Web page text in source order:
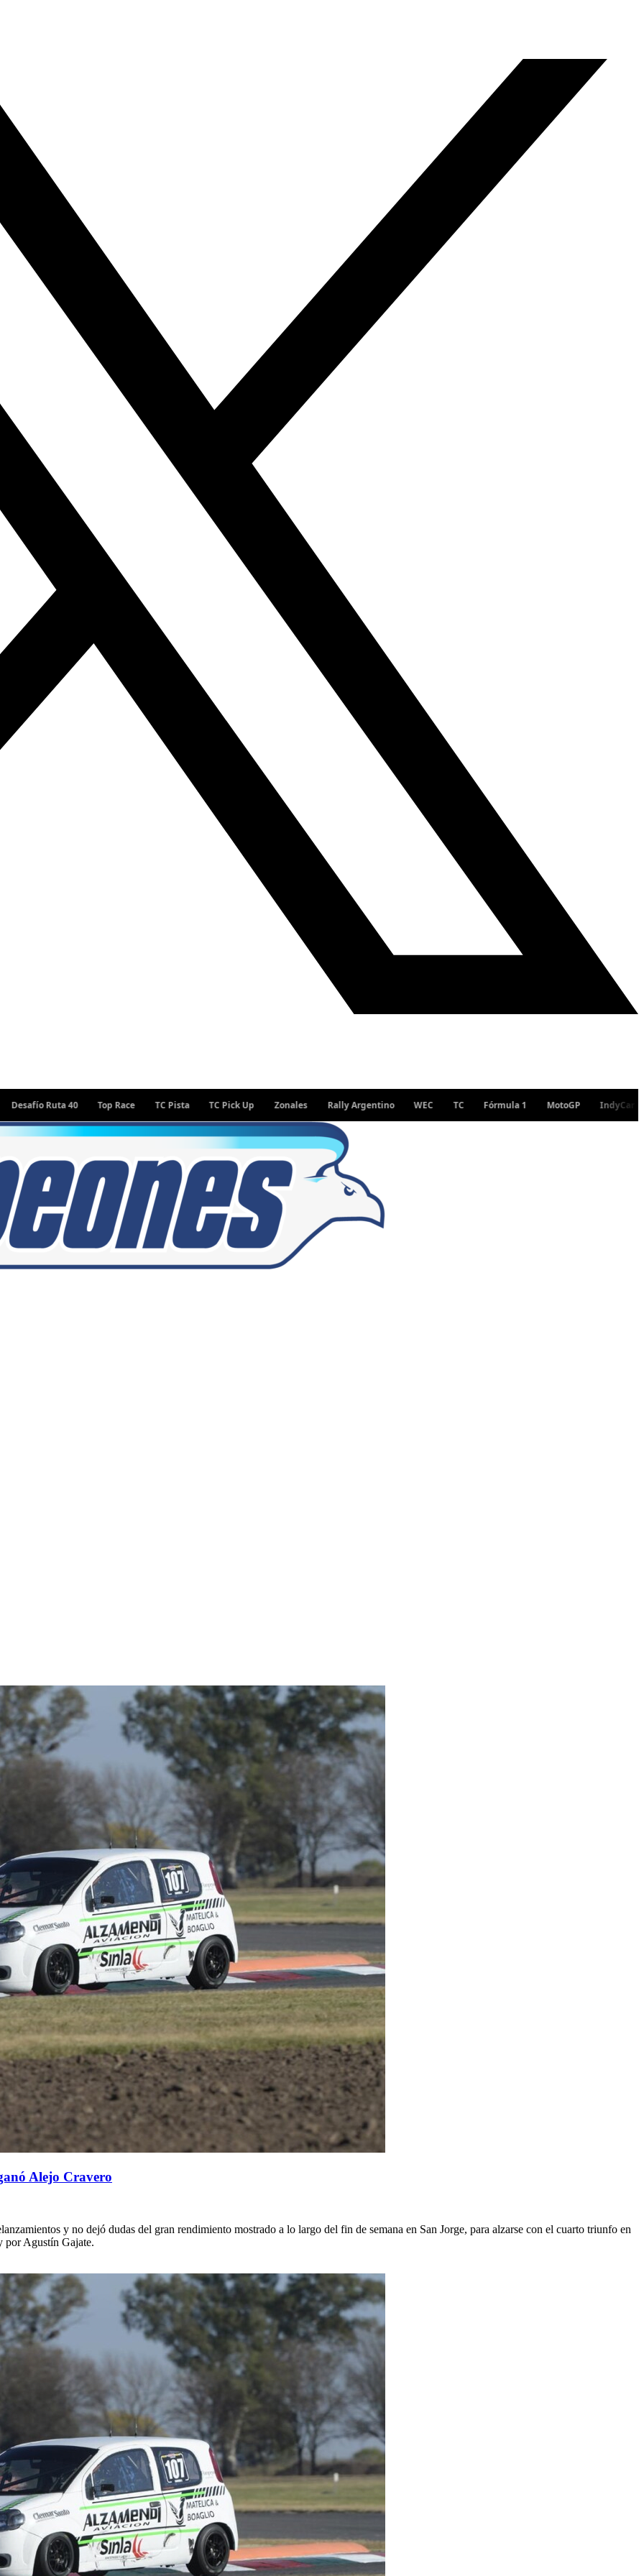
40 Top Race TC Pista TC Pick Up Zonales Rally Argentino WEC TC Fórmula 1 MotoGP IndyCar WRC
Alejo Cravero
y no dejó dudas del gran rendimiento mostrado a lo largo del fin de semana en San Jorge, para alzarse con el cuarto triunfo en
por Agustín Gajate.